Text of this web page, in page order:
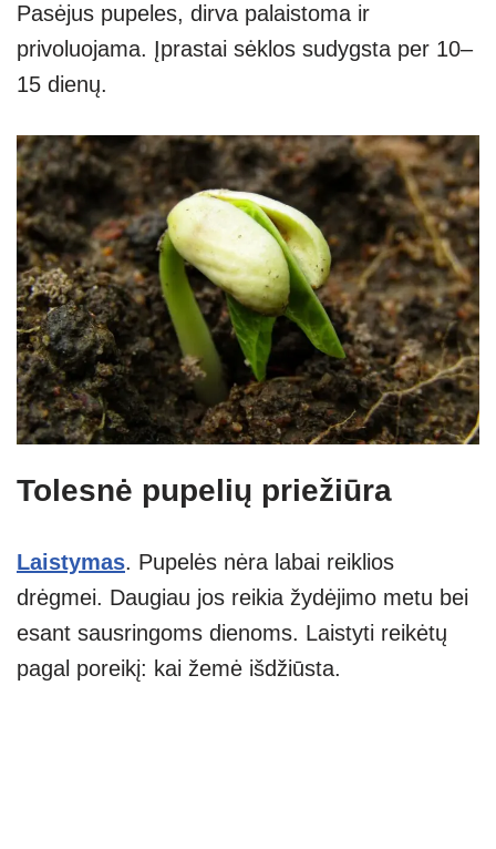
Pasėjus pupeles, dirva palaistoma ir
privoluojama. Įprastai sėklos sudygsta per 10–
15 dienų.
Tolesnė pupelių priežiūra
Laistymas. Pupelės nėra labai reiklios
drėgmei. Daugiau jos reikia žydėjimo metu bei
esant sausringoms dienoms. Laistyti reikėtų
pagal poreikį: kai žemė išdžiūsta.